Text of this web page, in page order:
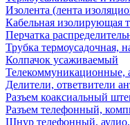
Изолента (лента
Кабельная изолирующая
Перчатка
Трубка термоусадочная,
Колпачок усаживаемый
Телекоммуникационные,
Делители, ответвители
Разъем коаксиальный
Разъем телефонный,
Шнур телефонный,